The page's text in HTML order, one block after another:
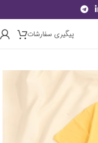
پیگیری سفارشات